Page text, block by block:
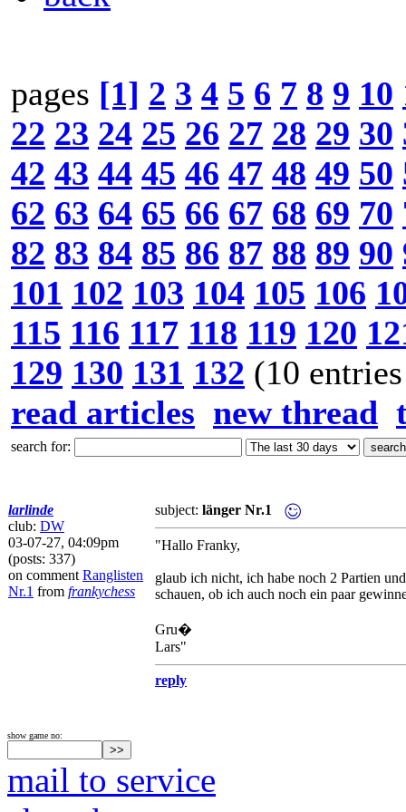
pages [1] 2 3 4 5 6 7 8 9 10
22 23 24 25 26 27 28 29 30
42 43 44 45 46 47 48 49 50
62 63 64 65 66 67 68 69 70
82 83 84 85 86 87 88 89 90
101 102 103 104 105 106
115 116 117 118 119 120
129 130 131 132 (10
read articles new thread
search for:
larlinde
club: DW
03-07-27, 04:09pm
(posts: 337)
on comment Ranglisten
Nr.1 from frankychess
subject: länger Nr.1
"Hallo Franky,
glaub ich nicht, ich habe noch 2 Partien
schauen, ob ich auch noch ein paar
Gru�
Lars"
reply
show game no:
mail to service